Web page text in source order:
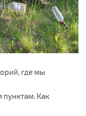
где мы
пунктам. Как